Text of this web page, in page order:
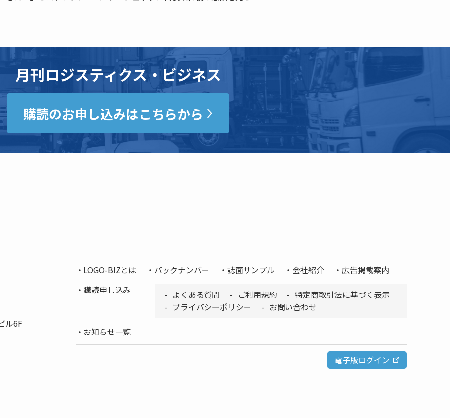
月刊ロジスティクス・ビジネス
購読のお申し込みはこちらから
ル6F
LOGO-BIZとは バックナンバー 誌面サンプル 会社紹介
広告掲載案内
購読申し込み
よくある質問 ご利用規約
特定商取引法に基づく表示
プライバシーポリシー
お問い合わせ
お知らせ一覧
電子版ログイン